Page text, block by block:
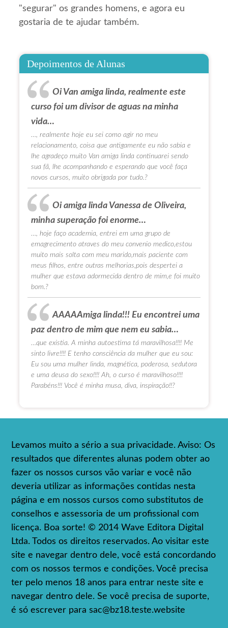
"segurar" os grandes homens, e agora eu
gostaria de te ajudar também.
Depoimentos de Alunas
Oi Van amiga linda, realmente este
curso foi um divisor de aguas na minha
vida…
…, realmente hoje eu sei como agir no meu
relacionamento, coisa que antigamente eu não sabia e
lhe agradeço muito Van amiga linda continuarei sendo
sua fã, lhe acompanhando e esperando que você faça
novos cursos, muito obrigada por tudo.?
Oi amiga linda Vanessa de Oliveira,
minha superação foi enorme…
…, hoje faço academia, entrei em uma grupo de
emagrecimento atraves do meu convenio medico,estou
muito mais solta com meu marido,mais paciente com
meus filhos, entre outras melhorias,pois despertei a
mulher que estava adormecida dentro de mim,e foi muito
bom.?
AAAAAmiga linda!!! Eu encontrei uma
paz dentro de mim que nem eu sabia…
…que existia. A minha autoestima tá maravilhosa!!!! Me
sinto livre!!!! E tenho consciência da mulher que eu sou:
Eu sou uma mulher linda, magnética, poderosa, sedutora
e uma deusa do sexo!!!! Ah, o curso é maravilhoso!!!!
Parabéns!!! Você é minha musa, diva, inspiração!!?
Levamos muito a sério a sua privacidade. Aviso: Os
resultados que diferentes alunas podem obter ao
fazer os nossos cursos vão variar e você não
deveria utilizar as informações contidas nesta
página e em nossos cursos como substitutos de
conselhos e assessoria de um profissional com
licença. Boa sorte! © 2014 Wave Editora Digital
Ltda. Todos os direitos reservados. Ao visitar este
site e navegar dentro dele, você está concordando
com os nossos termos e condições. Você precisa
ter pelo menos 18 anos para entrar neste site e
navegar dentro dele. Se você precisa de suporte,
é só escrever parasac@bz18.teste.website